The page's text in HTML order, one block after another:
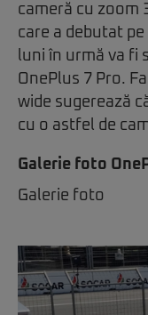
cameră cu zoom
care a debutat
luni în urmă va fi
OnePlus 7 Pro.
wide sugerează
cu o astfel de
Galerie foto
Galerie foto